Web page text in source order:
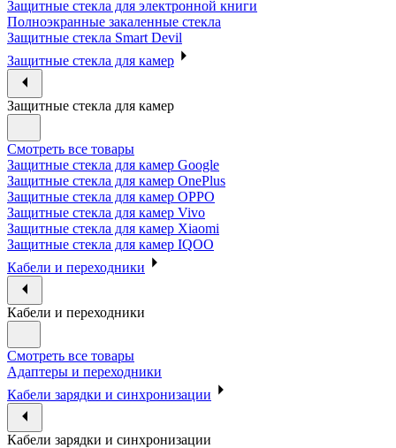
Защитные стекла для электронной книги
Полноэкранные закаленные стекла
Защитные стекла Smart Devil
Защитные стекла для камер
Защитные стекла для камер
Смотреть все товары
Защитные стекла для камер Google
Защитные стекла для камер OnePlus
Защитные стекла для камер OPPO
Защитные стекла для камер Vivo
Защитные стекла для камер Xiaomi
Защитные стекла для камер IQOO
Кабели и переходники
Кабели и переходники
Смотреть все товары
Адаптеры и переходники
Кабели зарядки и синхронизации
Кабели зарядки и синхронизации